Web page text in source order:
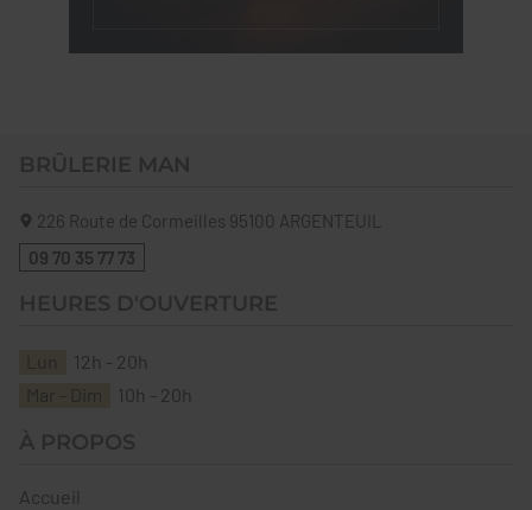
226 Route de Cormeilles 95100 ARGENTEUIL
09 70 35 77 73
12h - 20h
10h - 20h
Accueil